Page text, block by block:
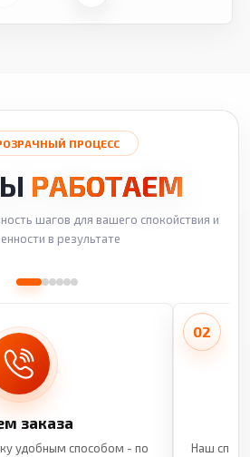
ПРОЦЕСС
РАБОТАЕМ
шагов для вашего спокойствия и
в результате
заказа
удобным способом - по
02
Наш